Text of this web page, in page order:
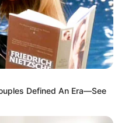
Defined An Era—See